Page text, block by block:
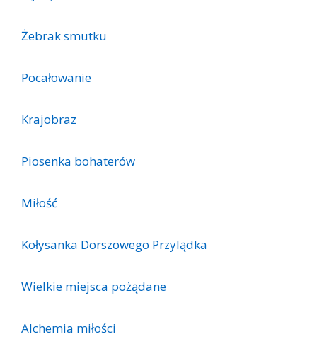
Żebrak smutku
Pocałowanie
Krajobraz
Piosenka bohaterów
Miłość
Kołysanka Dorszowego Przylądka
Wielkie miejsca pożądane
Alchemia miłości